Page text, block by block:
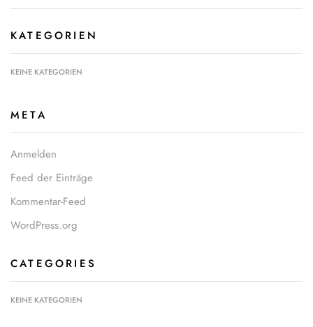
KATEGORIEN
KEINE KATEGORIEN
META
Anmelden
Feed der Einträge
Kommentar-Feed
WordPress.org
CATEGORIES
KEINE KATEGORIEN